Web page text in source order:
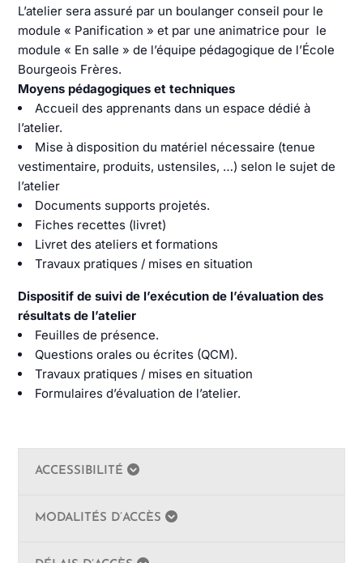
L’atelier sera assuré par un boulanger conseil pour le
module « Panification » et par une animatrice pour le
module « En salle » de l’équipe pédagogique de l’École
Bourgeois Frères.
Moyens pédagogiques et techniques
Accueil des apprenants dans un espace dédié à
l’atelier.
Mise à disposition du matériel nécessaire (tenue
vestimentaire, produits, ustensiles, …) selon le sujet de
l’atelier
Documents supports projetés.
Fiches recettes (livret)
Livret des ateliers et formations
Travaux pratiques / mises en situation
Dispositif de suivi de l’exécution de l’évaluation des
résultats de l’atelier
Feuilles de présence.
Questions orales ou écrites (QCM).
Travaux pratiques / mises en situation
Formulaires d’évaluation de l’atelier.
ACCESSIBILITÉ
MODALITÉS D’ACCÈS